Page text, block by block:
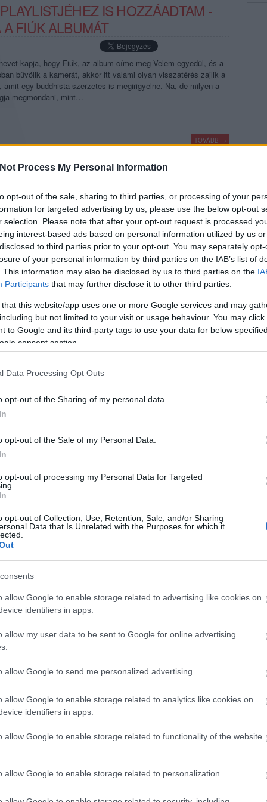
Process My Personal Information
opt-out of the sale, sharing to third parties, or processing of your
for targeted advertising by us, please use the below opt-out
selection. Please note that after your opt-out request is processed
interest-based ads based on personal information utilized by us
to third parties prior to your opt-out. You may separately
of your personal information by third parties on the IAB’s list of
This information may also be disclosed by us to third parties on the
Participants that may further disclose it to other third parties.
that this website/app uses one or more Google services and may
but not limited to your visit or usage behaviour. You may
to Google and its third-party tags to use your data for below
consent section.
Data Processing Opt Outs
opt-out of the Sharing of my personal data.
opt-out of the Sale of my Personal Data.
opt-out of processing my Personal Data for Targeted
opt-out of Collection, Use, Retention, Sale, and/or Sharing
Data that Is Unrelated with the Purposes for which it
allow Google to enable storage related to advertising like cookies on
identifiers in apps.
allow my user data to be sent to Google for online advertising
allow Google to send me personalized advertising.
allow Google to enable storage related to analytics like cookies on
identifiers in apps.
allow Google to enable storage related to functionality of the website
allow Google to enable storage related to personalization.
IS HOZZÁADTAM -
FIÚK ALBUMÁT
kapja, hogy Fiúk, az album címe meg Velem egyedül, és a
bűvölik a kamerát, akkor itt valami olyan visszatérés zajlik a
amit egy buddhista szerzetes is megirigyelne. Na, de milyen a
megmondani, mint…
TOVÁBB →
rec086
“REDBREAST” WILSON AJÁNLJA
Black Keys a tagokat a kezdetekkor inspiráló Hill country blues-
véleményt, aki a bluesról váltva 2019 óta Texas sokszínű
meg olyan dalszerzők nyomában…
TE VAGY A CIKI - MÁRTON
ÚJ LEMEZÉT
talán sehol nem annyira, mint hazánkban. A járvány miatti
is Budapesten adják júniusban, de előtte még kiadták
Save The Rave…
- SZESZTAY DÁVID AJÁNLJA
multiinstrumentalista énekes-dalszerzőt, Szesztay Dávidot kértük
személyes indie folk tesztjén Kevin Morby Sundowner című új